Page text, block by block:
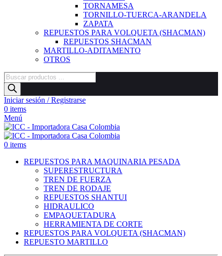
TORNAMESA
TORNILLO-TUERCA-ARANDELA
ZAPATA
REPUESTOS PARA VOLQUETA (SHACMAN)
REPUESTOS SHACMAN
MARTILLO-ADITAMENTO
OTROS
Búsqueda
de
productos
Iniciar sesión / Registrarse
0 items
Menú
0 items
REPUESTOS PARA MAQUINARIA PESADA
SUPERESTRUCTURA
TREN DE FUERZA
TREN DE RODAJE
REPUESTOS SHANTUI
HIDRAULICO
EMPAQUETADURA
HERRAMIENTA DE CORTE
REPUESTOS PARA VOLQUETA (SHACMAN)
REPUESTO MARTILLO